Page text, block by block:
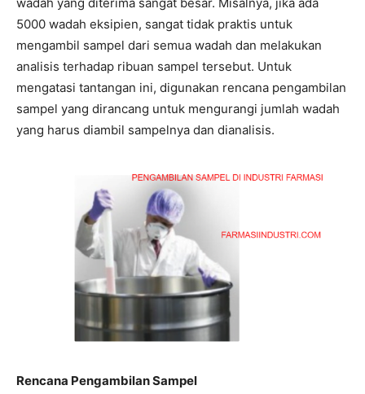
5000 wadah eksipien, sangat tidak praktis untuk
mengambil sampel dari semua wadah dan melakukan
analisis terhadap ribuan sampel tersebut. Untuk
mengatasi tantangan ini, digunakan rencana pengambilan
sampel yang dirancang untuk mengurangi jumlah wadah
yang harus diambil sampelnya dan dianalisis.
Rencana Pengambilan Sampel